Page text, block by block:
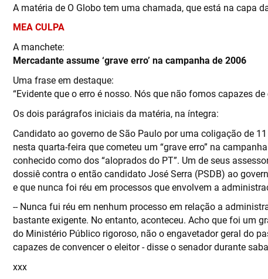
A matéria de O Globo tem uma chamada, que está na capa
MEA CULPA
A manchete:
Mercadante assume ‘grave erro’ na campanha de 2006
Uma frase em destaque:
“Evidente que o erro é nosso. Nós que não fomos capazes de
Os dois parágrafos iniciais da matéria, na íntegra:
Candidato ao governo de São Paulo por uma coligação de
nesta quarta-feira que cometeu um “grave erro” na
conhecido como dos “aloprados do PT”. Um de seus
dossiê contra o então candidato José Serra (PSDB) ao
e que nunca foi réu em processos que envolvem a
-- Nunca fui réu em nenhum processo em relação a
bastante exigente. No entanto, aconteceu. Acho que foi um
do Ministério Público rigoroso, não o engavetador geral do
capazes de convencer o eleitor - disse o senador durante
x xx